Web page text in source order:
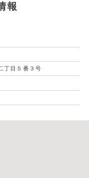
報
丁目５番３号